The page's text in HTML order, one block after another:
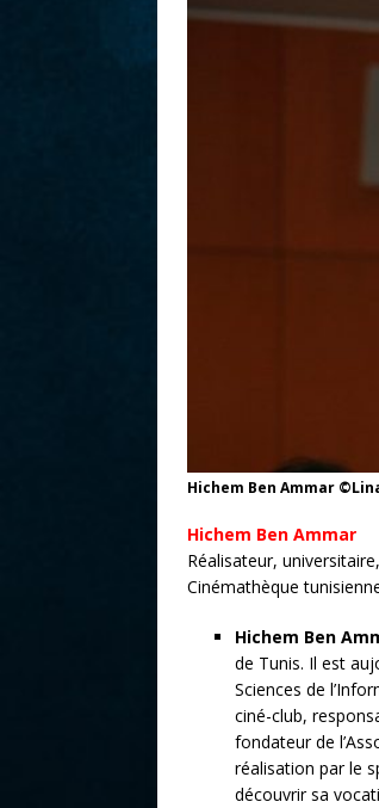
Hichem Ben Ammar
Hichem Ben Ammar
Réalisateur,
Cinémathèque
Hichem Ben
de Tunis. Il est
Sciences de
ciné-club,
fondateur de
réalisation par le
découvrir sa